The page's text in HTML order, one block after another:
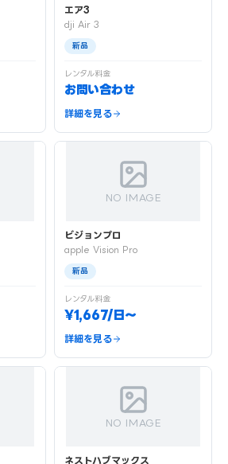
エア3
dji Air 3
新品
レンタル料金
お問い合わせ
詳細を見る
NO IMAGE
ビジョンプロ
apple Vision Pro
新品
レンタル料金
¥1,667/日〜
詳細を見る
NO IMAGE
ネストハブマックス